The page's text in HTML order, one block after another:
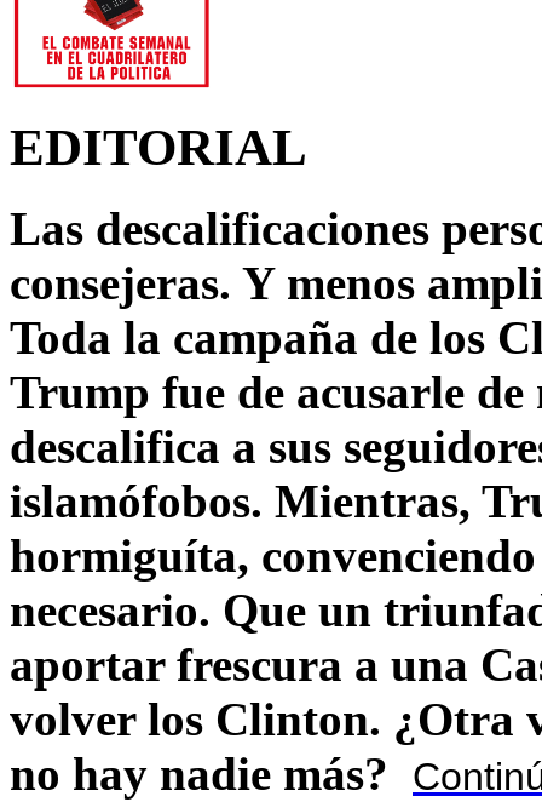
EDITORIAL
Las descalificaciones
consejeras. Y menos
Toda la campaña de los
Trump fue de acusarle
descalifica a sus
islamófobos. Mientras,
hormiguíta,
necesario. Que un
aportar frescura a una
volver los Clinton. ¿Otra
no hay nadie más?